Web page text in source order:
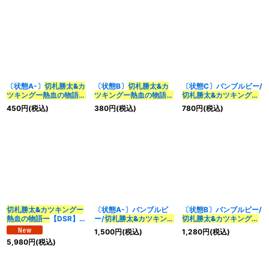
〔状態A-〕 切札勝太&カ
ツキングー熱血の物語ー
【DSR】{25SP11/16}
《多》
450円(税込)
〔状態B〕 切札勝太&カ
ツキングー熱血の物語ー
【DSR】{25BD311/20}
《多》
380円(税込)
〔状態C〕バンブルビー/
切札勝太&カツキングー
熱血の物語ー
{ART103/6}《多》
780円(税込)
切札勝太&カツキングー
熱血の物語ー 【DSR】
{24EX3TD1/TD16}
《多》
5,980円(税込)
〔状態A-〕バンブルビ
ー/切札勝太&カツキング
ー熱血の物語ー
{ART103/6}《多》
1,500円(税込)
〔状態B〕バンブルビー/
切札勝太&カツキングー
熱血の物語ー【DSR】
{ART103/6}《多》
1,280円(税込)